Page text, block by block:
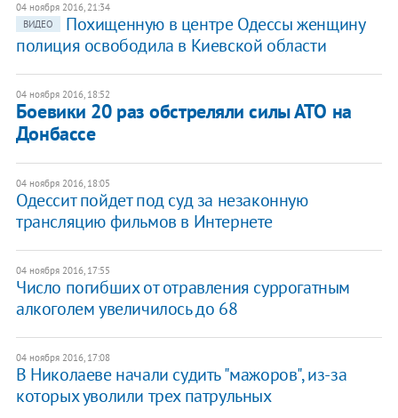
04 ноября 2016, 21:34
ВИДЕО
Похищенную в центре Одессы женщину
полиция освободила в Киевской области
04 ноября 2016, 18:52
Боевики 20 раз обстреляли силы АТО на
Донбассе
04 ноября 2016, 18:05
Одессит пойдет под суд за незаконную
трансляцию фильмов в Интернете
04 ноября 2016, 17:55
Число погибших от отравления суррогатным
алкоголем увеличилось до 68
04 ноября 2016, 17:08
В Николаеве начали судить "мажоров", из-за
которых уволили трех патрульных